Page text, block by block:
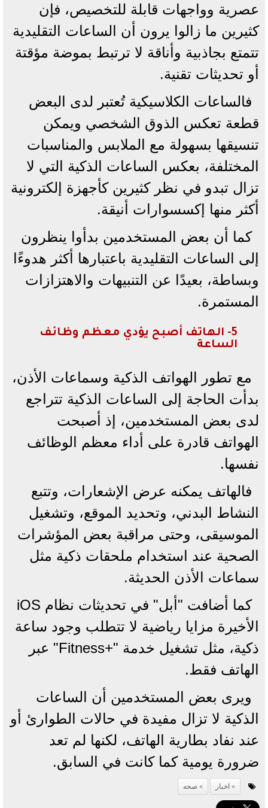
عصرية وواجهات قابلة للتخصيص، فإن
كثيرين ما زالوا يرون أن الساعات التقليدية
تتمتع بجاذبية وأناقة لا ترتبط بموضة مؤقتة
أو تحديثات تقنية.
فالساعات الكلاسيكية تُعتبر لدى البعض
قطعة تعكس الذوق الشخصي ويمكن
تنسيقها بسهولة مع الملابس والمناسبات
المختلفة، بعكس الساعات الذكية التي لا
تزال تبدو في نظر كثيرين كأجهزة إلكترونية
أكثر منها إكسسوارات أنيقة.
كما أن بعض المستخدمين بدأوا ينظرون
إلى الساعات التقليدية باعتبارها أكثر هدوءًا
وبساطة، بعيدًا عن التنبيهات والاهتزازات
المستمرة.
5- الهاتف أصبح يؤدي معظم وظائف
الساعة
مع تطور الهواتف الذكية وسماعات الأذن،
بدأت الحاجة إلى الساعات الذكية تتراجع
لدى بعض المستخدمين، إذ أصبحت
الهواتف قادرة على أداء معظم الوظائف
نفسها.
فالهاتف يمكنه عرض الإشعارات، وتتبع
النشاط البدني، وتحديد الموقع، وتشغيل
الموسيقى، وحتى مراقبة بعض المؤشرات
الصحية عند استخدام ملحقات ذكية مثل
سماعات الأذن الحديثة.
كما أضافت "أبل" في تحديثات نظام iOS
الأخيرة مزايا رياضية لا تتطلب وجود ساعة
ذكية، مثل تشغيل خدمة "+Fitness" عبر
الهاتف فقط.
ويرى بعض المستخدمين أن الساعات
الذكية لا تزال مفيدة في حالات الطوارئ أو
عند نفاد بطارية الهاتف، لكنها لم تعد
ضرورة يومية كما كانت في السابق.
اخبار صحه